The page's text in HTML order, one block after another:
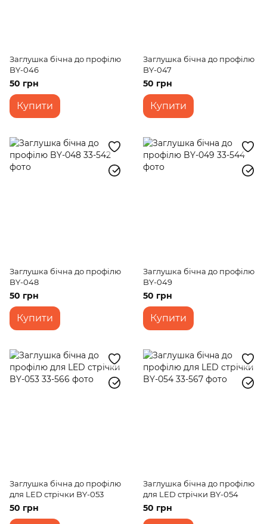
Заглушка бічна до профілю
BY-046
50 грн
Купити
Заглушка бічна до профілю
BY-047
50 грн
Купити
Заглушка бічна до профілю
BY-048
50 грн
Купити
Заглушка бічна до профілю
BY-049
50 грн
Купити
Заглушка бічна до профілю
для LED стрічки BY-053
50 грн
Заглушка бічна до профілю
для LED стрічки BY-054
50 грн